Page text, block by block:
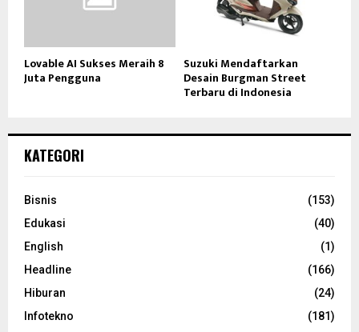
Lovable AI Sukses Meraih 8
Juta Pengguna
Suzuki Mendaftarkan
Desain Burgman Street
Terbaru di Indonesia
KATEGORI
Bisnis
(153)
Edukasi
(40)
English
(1)
Headline
(166)
Hiburan
(24)
Infotekno
(181)